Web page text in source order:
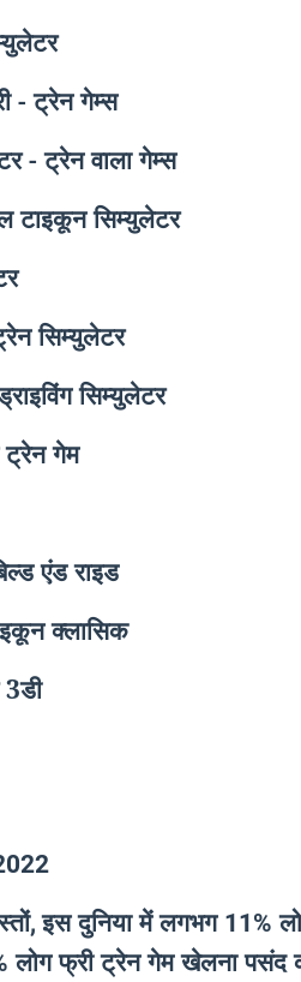
- ट्रेन गेम्स
- ट्रेन वाला गेम्स
टाइकून सिम्युलेटर
सिम्युलेटर
सिम्युलेटर
गेम
एंड राइड
क्लासिक
,इस दुनिया में लगभग 11%
लोग फ्री ट्रेन गेम खेलना